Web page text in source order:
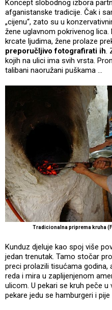
Koncept slobodnog izbora
afganistanske tradicije. Čak i
„cijenu“, zato su u
žene uglavnom pokrivenog
krcate ljudima, žene prolaze
preporučljivo fotografirati ih.
kojih na ulici ima svih vrsta.
talibani naoružani puškama …
Tradicionalna priprema kruha
Kunduz djeluje kao spoj više
jedan trenutak. Tamo stočar
preci prolazili tisućama godina,
reda i mira u zaplijenjenom
ulicom. U pekari se kruh peče
pekare jedu se hamburgeri i